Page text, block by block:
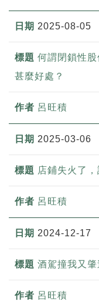
2025-08-05
何謂閉鎖性
甚麼好處？
呂旺積
2025-03-06
店鋪失火了
呂旺積
2024-12-17
酒駕撞我又
呂旺積